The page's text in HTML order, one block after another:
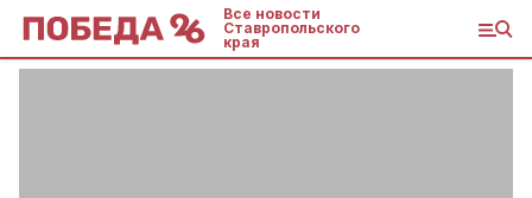
Все новости
Ставропольского
края